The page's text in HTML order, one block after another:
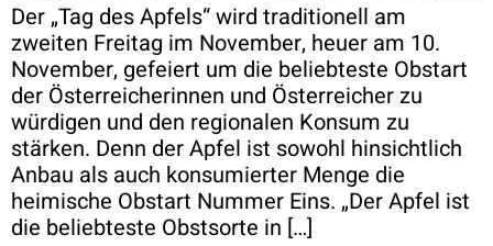
Der „Tag des Apfels“ wird traditionell am
zweiten Freitag im November, heuer am 10.
November, gefeiert um die beliebteste Obstart
der Österreicherinnen und Österreicher zu
würdigen und den regionalen Konsum zu
stärken. Denn der Apfel ist sowohl hinsichtlich
Anbau als auch konsumierter Menge die
heimische Obstart Nummer Eins. „Der Apfel ist
die beliebteste Obstsorte in […]